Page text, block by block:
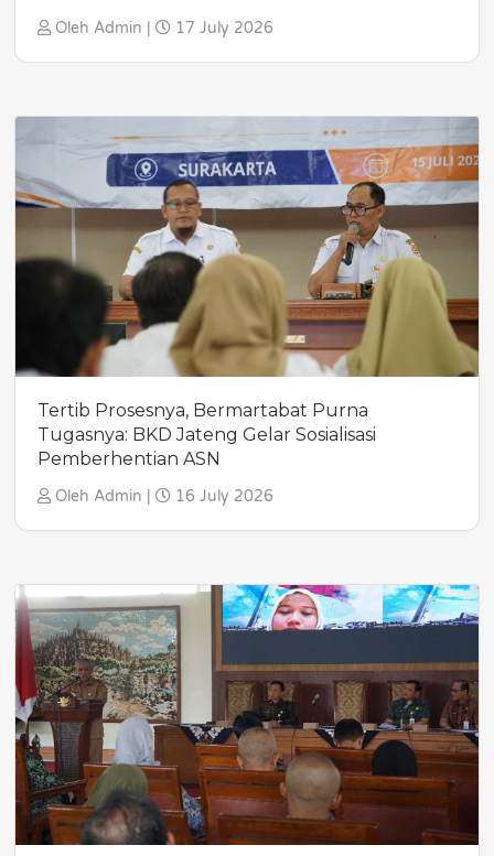
Oleh Admin | 17 July 2026
Tertib Prosesnya, Bermartabat Purna
Tugasnya: BKD Jateng Gelar Sosialisasi
Pemberhentian ASN
Oleh Admin | 16 July 2026